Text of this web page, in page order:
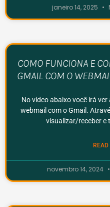
janeiro 14, 2025
COMO FUNCIONA E
GMAIL COM O
No vídeo abaixo você irá
webmail com o Gmail.
visualizar/receber e
novembro 14, 2024